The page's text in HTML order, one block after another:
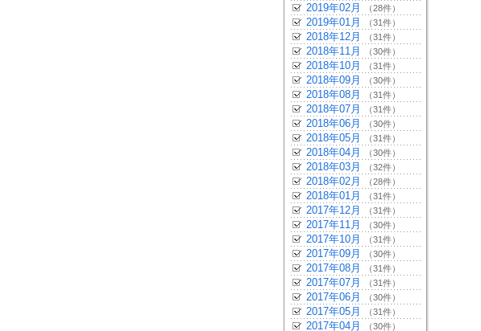
2019年02月 （28件）
2019年01月 （31件）
2018年12月 （31件）
2018年11月 （30件）
2018年10月 （31件）
2018年09月 （30件）
2018年08月 （31件）
2018年07月 （31件）
2018年06月 （30件）
2018年05月 （31件）
2018年04月 （30件）
2018年03月 （32件）
2018年02月 （28件）
2018年01月 （31件）
2017年12月 （31件）
2017年11月 （30件）
2017年10月 （31件）
2017年09月 （30件）
2017年08月 （31件）
2017年07月 （31件）
2017年06月 （30件）
2017年05月 （31件）
2017年04月 （30件）